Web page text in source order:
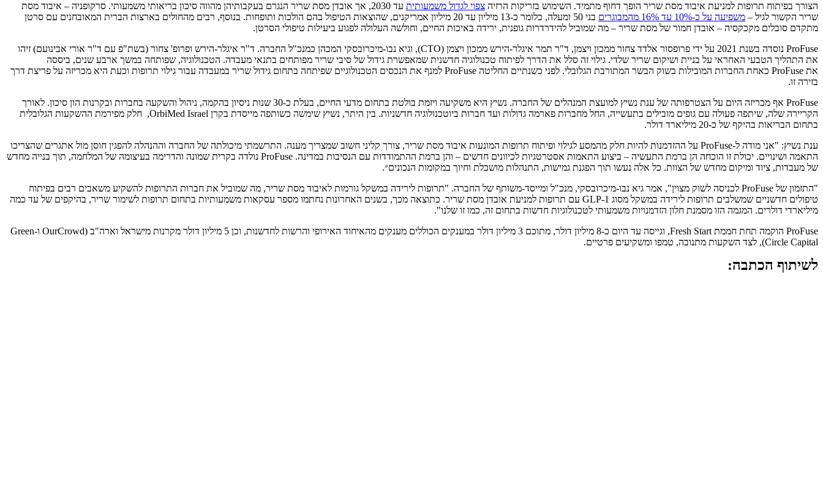
הצורך בפיתוח תרופות למניעת איבוד מסת שריר הופך דחוף מתמיד. השימוש בזריקות הרזיה צפוי לגדול משמעותית
עד 2030, אך אובדן מסת שריר הנגרם בעקבותיהן מהווה סיכון בריאותי משמעותי. סרקופניה – איבוד מסת
שריר הקשור לגיל – משפיעה על כ-10% עד 16% מהמבוגרים
בני 50 ומעלה, כלומר כ-13 מיליון עד 20 מיליון אמריקנים, שהוצאות הטיפול בהם הולכות ותופחות. בנוסף, רבים מהחולים בארצות הברית המאובחנים עם סרטן
מתקדם סובלים מקכקסיה – אובדן חמור של מסת שריר – מה שמוביל להידרדרות גופנית, ירידה באיכות החיים, וחולשה העלולה לפגוע ביעילות טיפולי הסרטן.
ProFuse נוסדה בשנת 2021 על ידי פרופסור אלדד צחור ממכון ויצמן, ד"ר תמר איגלר-הירש ממכון ויצמן (CTO), וגיא נבו-מיכרובסקי המכהן כמנכ"ל החברה. ד"ר איגלר-הירש ופרופ' צחור (בשת"פ עם ד"ר אורי אבינועם) זיהו
את התהליך הטבעי האחראי על בניית ושיקום שריר שלדי. גילוי זה סלל את הדרך לפיתוח טכנולוגיה חדשנית שמאפשרת גידול של סיבי שריר מפותחים בתנאי מעבדה. הטכנולוגיה, שפותחה במשך ארבע שנים, ביססה
את ProFuse כאחת החברות המובילות בשוק הבשר המתורבת הגלובלי. לפני כשנתיים החליטה ProFuse למנף את הנכסים הטכנולוגיים שפיתחה בתחום גידול שריר במעבדה עבור גילוי תרופות וכעת היא מכריזה על פריצת דרך
בזירה זו.
ProFuse אף מכריזה היום על הצטרפותה של ענת נשיץ למועצת המנהלים של החברה. נשיץ היא משקיעה ויזמת בולטת בתחום מדעי החיים, בעלת כ-30 שנות ניסיון בהקמה, ניהול והשקעה בחברות ובקרנות הון סיכון. לאורך
הקריירה שלה, שיתפה פעולה עם גופים מובילים בתעשייה, החל מחברות פארמה גדולות ועד חברות ביוטכנולוגיה חדשניות. בין היתר, נשיץ שימשה כשותפה מייסדת בקרן OrbiMed Israel, חלק מפירמת ההשקעות הגלובלית
בתחום הבריאות בהיקף של כ-20 מיליארד דולר.
ענת נשיץ: "אני מודה ל-ProFuse על ההזדמנות להיות חלק מהמסע לגילוי ופיתוח תרופות המונעות איבוד מסת שריר, צורך קליני חשוב שמצריך מענה. התרשמתי מיכולתה של החברה וההנהלה להפגין חוסן מול אתגרים שהצריכו
התאמה ושינויים. יכולת זו הוכחה הן ברמת התעשיה – ביצוע התאמות אסטרטגיות לכיוונים חדשים – והן ברמת ההתמודדות עם הנסיבות במדינה. ProFuse נולדה בקרית שמונה והדרימה בעיצומה של המלחמה, תוך בנייה מחדש
של מעבדות, ציוד ומיקום מחדש של הצוות. כל אלה נעשו תוך הפגנת גמישות, התנהלות מושכלת וחיוך במקומות הנכונים״.
"התזמון של ProFuse לכניסה לשוק מצוין", אמר גיא נבו-מיכרובסקי, מנכ"ל ומייסד-משותף של החברה. "תרופות לירידה במשקל גורמות לאיבוד מסת שריר, מה שמוביל את חברות התרופות להשקיע משאבים רבים בפיתוח
טיפולים חדשניים שמשלבים תרופות לירידה במשקל מסוג GLP-1 עם תרופות למניעת אובדן מסת שריר. כתוצאה מכך, בשנים האחרונות נחתמו מספר עסקאות משמעותיות בתחום תרופות לשימור שריר, בהיקפים של עד כמה
מיליארדי דולרים. המגמה הזו מסמנת חלון הזדמנויות משמעותי לטכנולוגיות חדשות בתחום זה, כמו זו שלנו".
ProFuse הוקמה תחת חממת Fresh Start, וגייסה עד היום כ-8 מיליון דולר, מתוכם 3 מיליון דולר במענקים הכוללים מענקים מהאיחוד האירופי והרשות לחדשנות, וכן 5 מיליון דולר מקרנות מישראל וארה"ב (OurCrowd ו-Green
Circle Capital), לצד השקעות מתנובה, טמפו ומשקיעים פרטיים.
לשיתוף הכתבה: